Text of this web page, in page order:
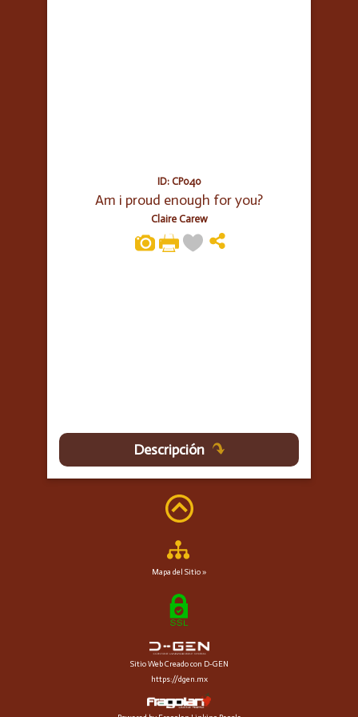
ID: CP040
Am i proud enough for you?
Claire Carew
Descripción
Mapa del Sitio »
Sitio Web Creado con D-GEN
https://dgen.mx